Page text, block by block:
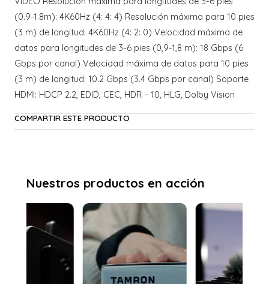
(0.9-1.8m): 4K60Hz (4: 4: 4) Resolución máxima para 10 pies
(3 m) de longitud: 4K60Hz (4: 2: 0) Velocidad máxima de
datos para longitudes de 3-6 pies (0,9-1,8 m): 18 Gbps (6
Gbps por canal) Velocidad máxima de datos para 10 pies
(3 m) de longitud: 10.2 Gbps (3.4 Gbps por canal) Soporte
HDMI: HDCP 2.2, EDID, CEC, HDR – 10, HLG, Dolby Vision
COMPARTIR ESTE PRODUCTO